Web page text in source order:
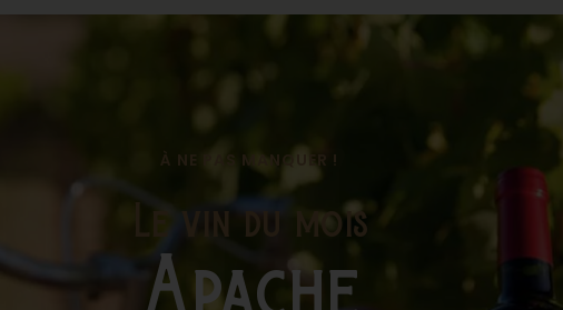
À NE PAS MANQUER !
Le vin du mois
Apache